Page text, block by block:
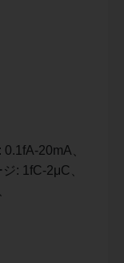
20mA、
: 1fC-2μC、